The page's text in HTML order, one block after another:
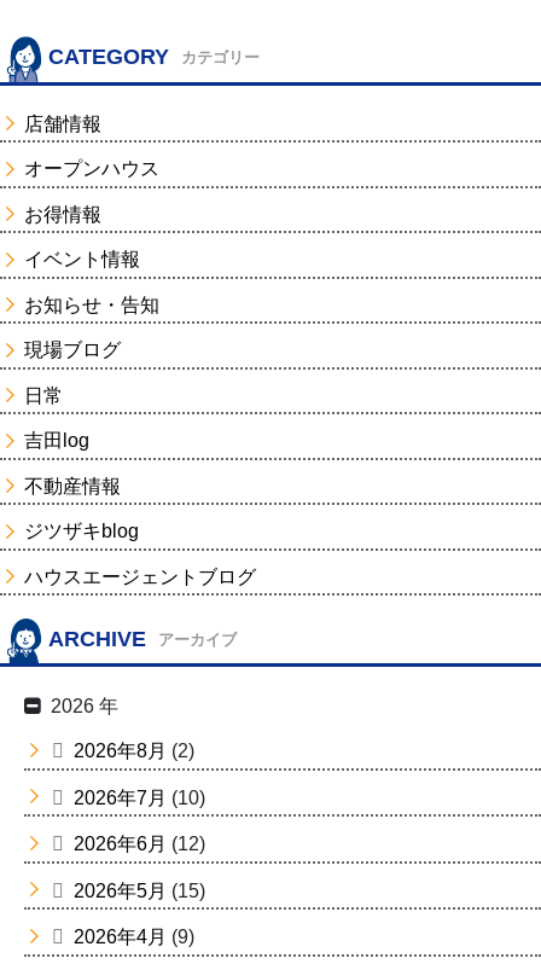
CATEGORY カテゴリー
店舗情報
オープンハウス
お得情報
イベント情報
お知らせ・告知
現場ブログ
日常
吉田log
不動産情報
ジツザキblog
ハウスエージェントブログ
ARCHIVE アーカイブ
2026 年
2026年8月 (2)
2026年7月 (10)
2026年6月 (12)
2026年5月 (15)
2026年4月 (9)